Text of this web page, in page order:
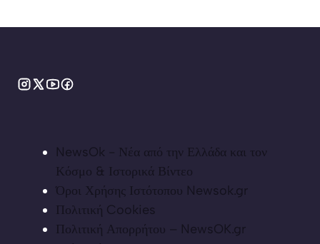
NewsOk - Νέα από την Ελλάδα και τον
Κόσμο & Ιστορικά Βίντεο
Όροι Χρήσης Ιστότοπου Newsok.gr
Πολιτική Cookies
Πολιτική Απορρήτου – NewsOK.gr